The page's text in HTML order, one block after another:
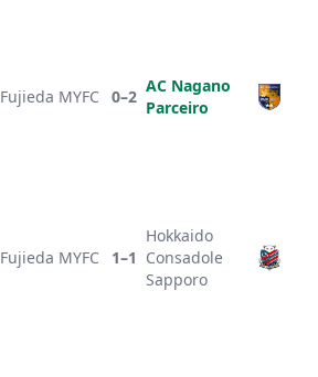
Fujieda MYFC 0–2
AC Nagano
Parceiro
Fujieda MYFC 1–1
Hokkaido
Consadole
Sapporo